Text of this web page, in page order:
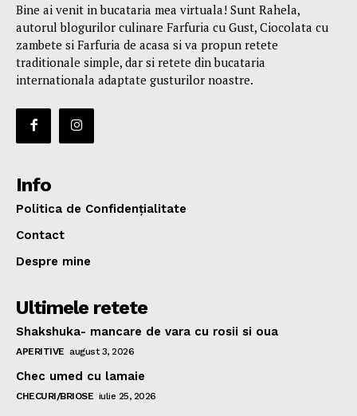
Bine ai venit in bucataria mea virtuala! Sunt Rahela,
autorul blogurilor culinare Farfuria cu Gust, Ciocolata cu
zambete si Farfuria de acasa si va propun retete
traditionale simple, dar si retete din bucataria
internationala adaptate gusturilor noastre.
Info
Politica de Confidențialitate
Contact
Despre mine
Ultimele retete
Shakshuka- mancare de vara cu rosii si oua
APERITIVE august 3, 2026
Chec umed cu lamaie
CHECURI/BRIOSE iulie 25, 2026